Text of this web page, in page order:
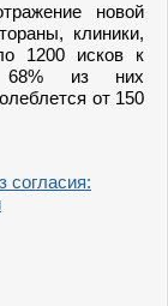
новой
клиники,
1200 исков к
68% из них
от 150
согласия: